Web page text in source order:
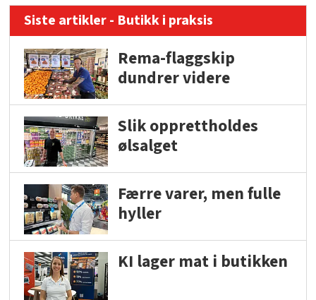
Siste artikler - Butikk i praksis
Rema-flaggskip
dundrer videre
Slik opprettholdes
ølsalget
Færre varer, men fulle
hyller
KI lager mat i butikken